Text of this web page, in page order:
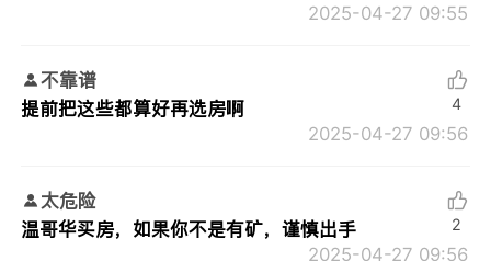
2025-04-27 09:55
不靠谱
提前把这些都算好再选房啊
2025-04-27 09:56
4
太危险
温哥华买房，如果你不是有矿，谨慎出手
2025-04-27 09:56
2